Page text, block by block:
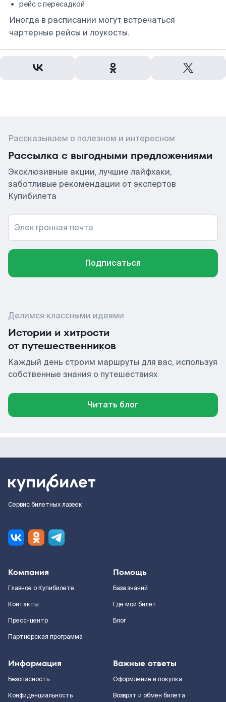
рейс с пересадкой
Иногда в расписании могут встречаться
чартерные рейсы и лоукосты.
Рассказываем о полезном и интересном
Рассылка с выгодными предложениями
Эксклюзивные акции, лучшие лайфхаки,
заботливые рекомендации от экспертов
Купибилета
Электронная почта
Подписаться
Делимся классными идеями
Истории и хитрости
от путешественников
Каждый день строим маршруты для вас, используя
собственные знания о путешествиях
Читать блог
Сервис билетных лазеек
Компания
Главное о Купибилете
Контакты
Пресс-центр
Партнерская программа
Помощь
База знаний
Где мой билет
Блог
Информация
Безопасность
Конфиденциальность
Важные ответы
Оформление и покупка
Возврат и обмен билета